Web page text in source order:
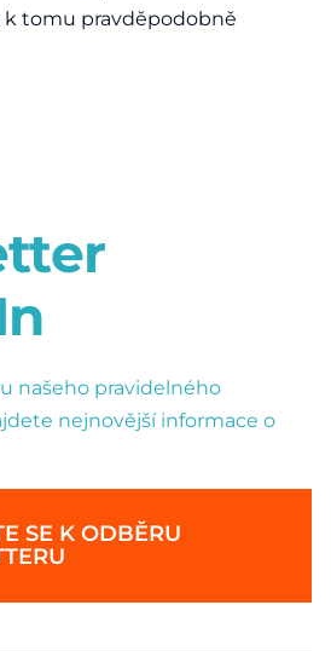
tomu pravděpodobně
našeho pravidelného
nejnovější informace o
SE K ODBĚRU